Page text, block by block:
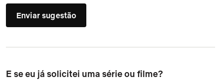
Enviar sugestão
E se eu já solicitei uma série ou filme?